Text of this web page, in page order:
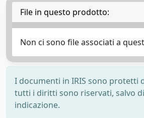
File in questo prodotto:
Non ci sono file associati a
I documenti in IRIS sono protetti
tutti i diritti sono riservati, salvo
indicazione.